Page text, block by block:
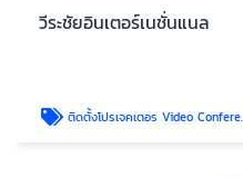
วีระชัยอินเตอร์เนชั่นแนล
ติดตั้งโปรเจคเตอร Video Conference